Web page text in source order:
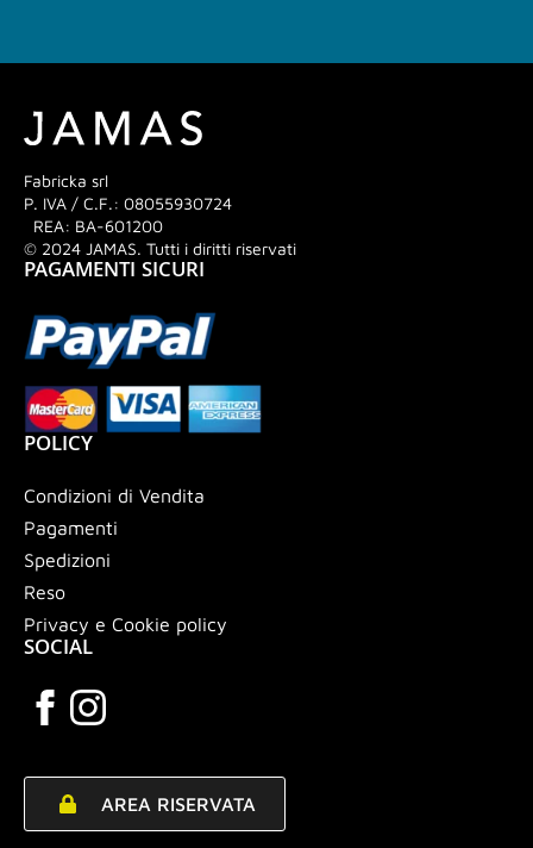
Fabricka srl
P. IVA / C.F.: 08055930724
REA: BA-601200
© 2024 JAMAS. Tutti i diritti riservati
PAGAMENTI SICURI
POLICY
Condizioni di Vendita
Pagamenti
Spedizioni
Reso
Privacy e Cookie policy
SOCIAL
AREA RISERVATA